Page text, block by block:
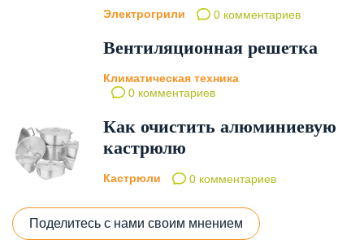
Электрогрили 0 комментариев
Вентиляционная решетка
Климатическая техника
0 комментариев
Как очистить алюминиевую
кастрюлю
Кастрюли 0 комментариев
Поделитесь с нами своим мнением